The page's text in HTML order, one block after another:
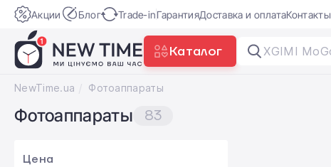
Акции Блог Trade-inГарантияДоставка и оплатаКонтакты
Каталог |
NewTime.ua Фотоаппараты
Фотоаппараты 83
Цена